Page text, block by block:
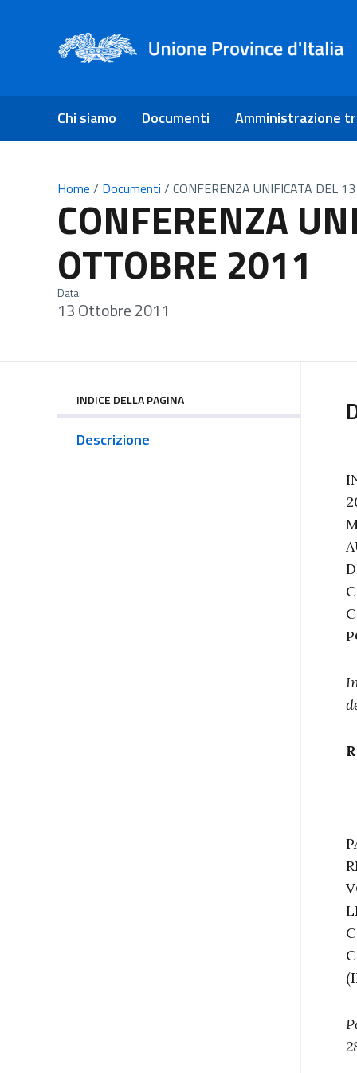
Chi siamo Documenti Amministrazione
Home / Documenti / CONFERENZA UNIFICATA DEL
CONFERENZA
OTTOBRE 2011
Data:
13 Ottobre 2011
INDICE DELLA PAGINA
Descrizione